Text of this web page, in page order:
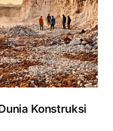
Konstruksi